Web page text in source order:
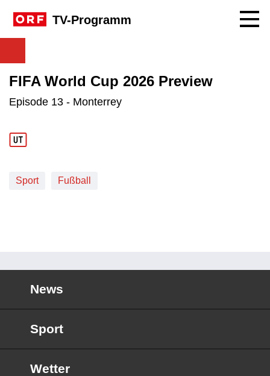
TV-Programm
FIFA World Cup 2026 Preview
Episode 13 - Monterrey
Sport Fußball
News
Sport
Wetter